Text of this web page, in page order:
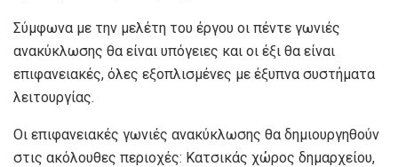
Σύμφωνα με την μελέτη του έργου οι πέντε γωνιές
ανακύκλωσης θα είναι υπόγειες και οι έξι θα είναι
επιφανειακές, όλες εξοπλισμένες με έξυπνα συστήματα
λειτουργίας.
Οι επιφανειακές γωνιές ανακύκλωσης θα δημιουργηθούν
στις ακόλουθες περιοχές: Κατσικάς χώρος δημαρχείου,